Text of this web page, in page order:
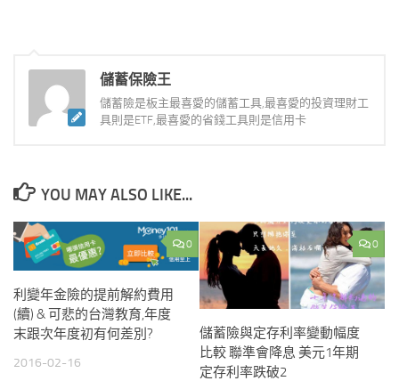
儲蓄保險王
儲蓄險是板主最喜愛的儲蓄工具,最喜愛的投資理財工
具則是ETF,最喜愛的省錢工具則是信用卡
YOU MAY ALSO LIKE...
0
利變年金險的提前解約費用
(續) & 可悲的台灣教育,年度
末跟次年度初有何差別?
2016-02-16
0
儲蓄險與定存利率變動幅度
比較 聯準會降息 美元1年期
定存利率跌破2